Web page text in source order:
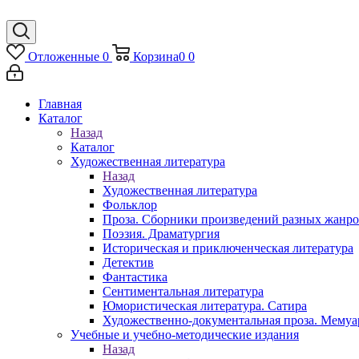
Отложенные 0 Корзина0 0
Главная
Каталог
Назад
Каталог
Художественная литература
Назад
Художественная литература
Фольклор
Проза. Сборники произведений разных
Поэзия. Драматургия
Историческая и приключенческая литература
Детектив
Фантастика
Сентиментальная литература
Юмористическая литература. Сатира
Художественно-документальная проза.
Учебные и учебно-методические издания
Назад